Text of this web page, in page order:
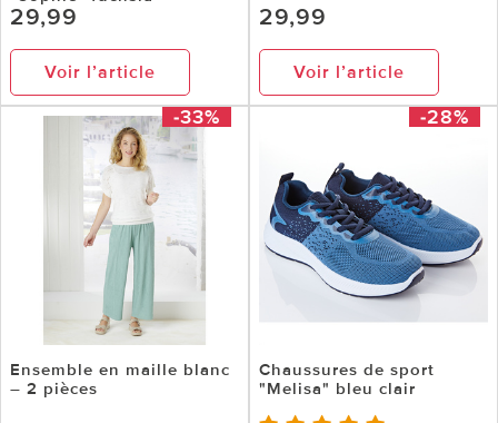
29,99
Voir l’article
29,99
Voir l’article
-33%
Ensemble en maille blanc
– 2 pièces
-28%
Chaussures de sport
"Melisa" bleu clair